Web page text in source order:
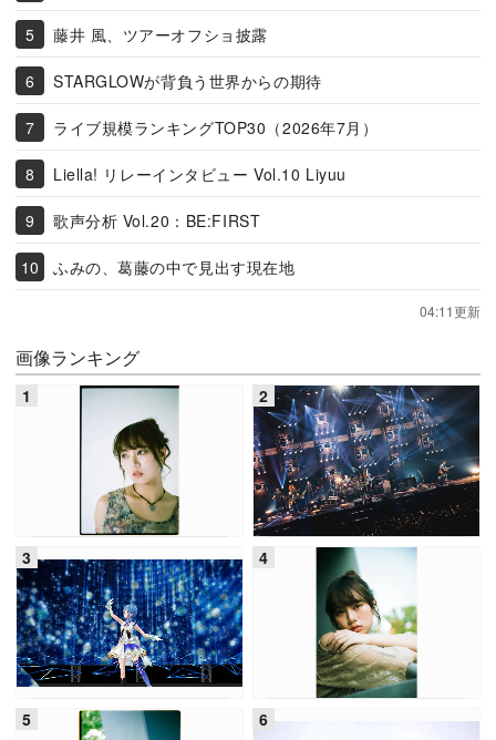
藤井 風、ツアーオフショ披露
STARGLOWが背負う世界からの期待
ライブ規模ランキングTOP30（2026年7月）
Liella! リレーインタビュー Vol.10 Liyuu
歌声分析 Vol.20：BE:FIRST
ふみの、葛藤の中で見出す現在地
04:11更新
画像ランキング